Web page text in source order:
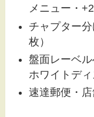
メニュー・
チャプター
枚）
盤面レーベ
ホワイトディ
速達郵便・店